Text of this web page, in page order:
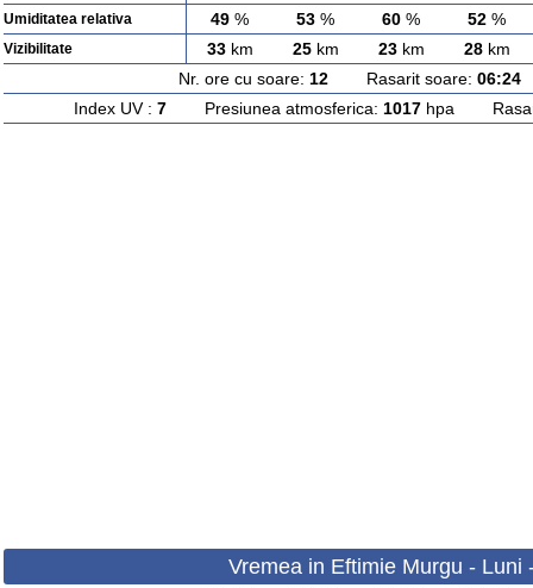
Umiditatea relativa 49 % 53 % 60 % 52 %
Vizibilitate 33km 25km 23km 28km
Nr. ore cu soare: 12Rasarit soare: 06:24
Index UV : 7Presiunea atmosferica: 1017hpa
Vremea in Eftimie Murgu - Luni